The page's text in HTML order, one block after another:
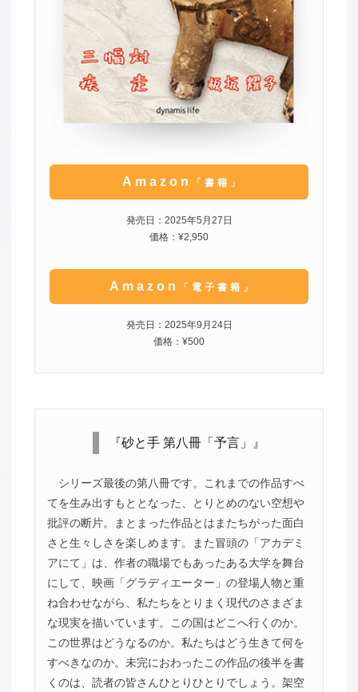
Amazon 「書籍」
発売日：2025年5月27日
価格：¥2,950
Amazon 「電子書籍」
発売日：2025年9月24日
価格：¥500
『砂と手 第八冊「予言」』
シリーズ最後の第八冊です。これまでの作品すべ
てを生み出すもととなった、とりとめのない空想や
批評の断片。まとまった作品とはまたちがった面白
さと生々しさを楽しめます。また冒頭の「アカデミ
アにて」は、作者の職場でもあったある大学を舞台
にして、映画「グラディエーター」の登場人物と重
ね合わせながら、私たちをとりまく現代のさまざま
な現実を描いています。この国はどこへ行くのか。
この世界はどうなるのか。私たちはどう生きて何を
すべきなのか。未完におわったこの作品の後半を書
くのは、読者の皆さんひとりひとりでしょう。架空